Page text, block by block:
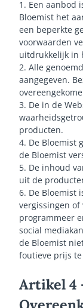
1. Een aanbod
Bloemist het
een beperkte
voorwaarden
uitdrukkelijk in
2. Alle
aangegeven.
3. De in de
producten.
4. De Bloemist
de Bloemist
5. De inhoud
uit de
6. De Bloemist
vergissingen
programmeer
social
de Bloemist
foutieve prijs
Artikel 4